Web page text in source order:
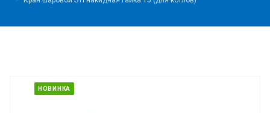
НОВИНКА